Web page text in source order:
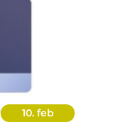
10. feb